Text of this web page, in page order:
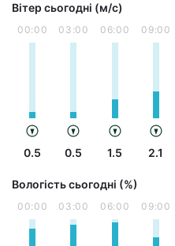
Вітер сьогодні (м/с)
00:00
0.5
03:00
0.5
06:00
1.5
09:00
2.1
Вологість сьогодні (%)
00:00 03:00 06:00 09:00